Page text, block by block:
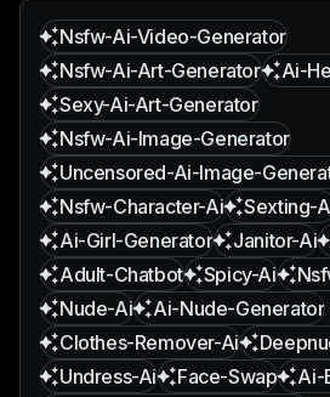
Nsfw-Ai-Video-Generator
Nsfw-Ai-Art-Generator
Ai-
Sexy-Ai-Art-Generator
Nsfw-Ai-Image-Generator
Uncensored-Ai-Image-
Nsfw-Character-Ai
Sexting-
Ai-Girl-Generator
Janitor-Ai
Adult-Chatbot
Spicy-Ai
Nude-Ai
Ai-Nude-Generator
Clothes-Remover-Ai
Undress-Ai
Face-Swap
Ai-